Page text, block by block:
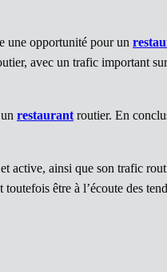
une opportunité pour un
avec un trafic important
restaurant routier. En
active, ainsi que son trafic
toutefois être à l’écoute des